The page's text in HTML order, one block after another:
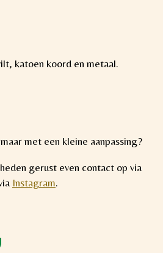
katoen koord en metaal.
met een kleine aanpassing?
gerust even contact op via
Instagram.